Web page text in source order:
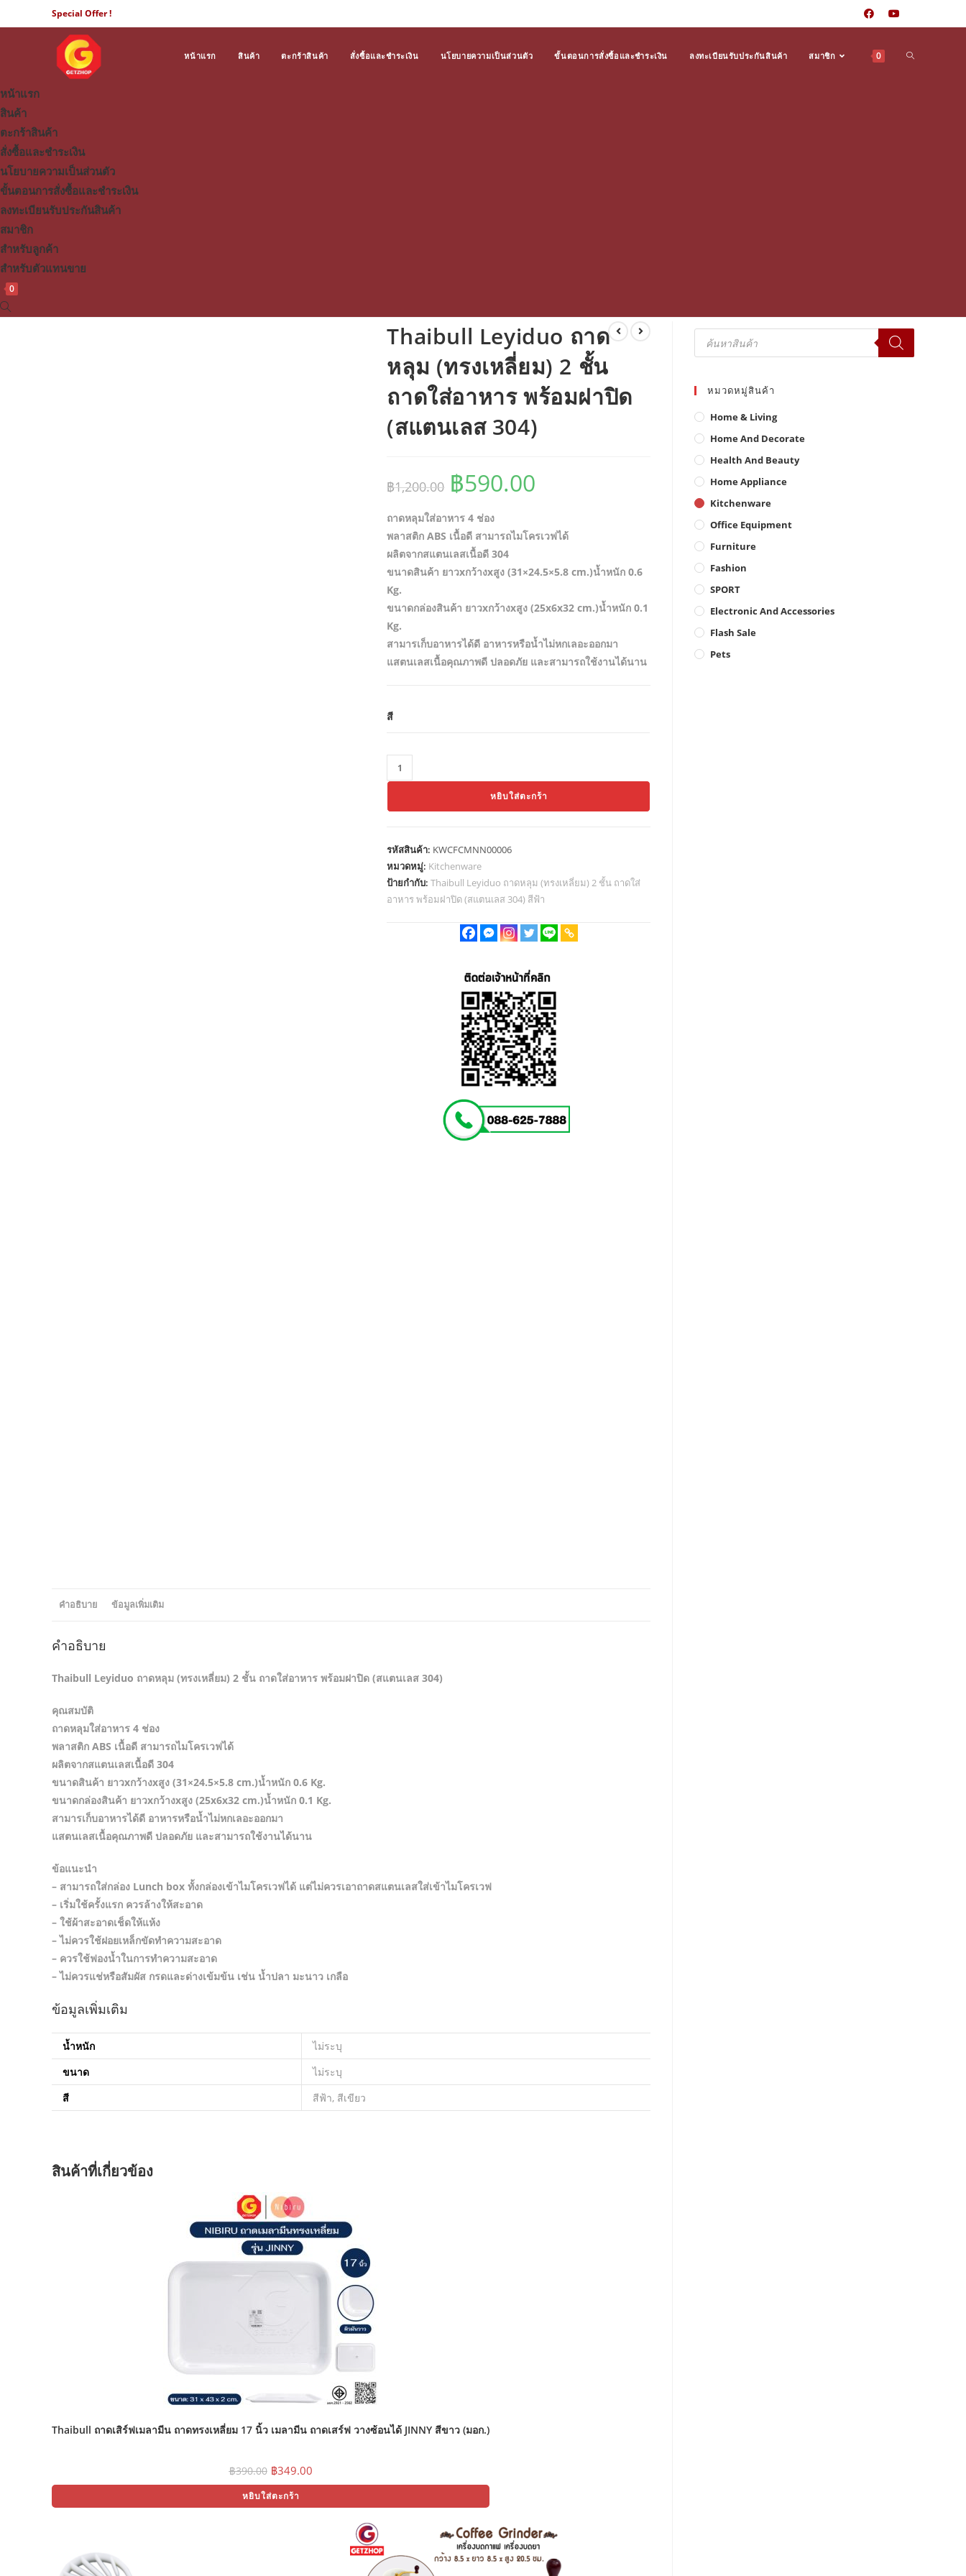
to
Special Offer !
หน้าแรก สินค้า ตะกร้าสินค้า สั่งซื้อและชำระเงิน นโยบายความเป็นส่วนตัว ขั้นตอนการสั่งซื้อและชำระเงิน ลงทะเบียนรับประกันสินค้า สมาชิก 0 Toggle
หน้าแรก
สินค้า
ตะกร้าสินค้า
สั่งซื้อและชำระเงิน
นโยบายความเป็นส่วนตัว
ขั้นตอนการสั่งซื้อและชำระเงิน
ลงทะเบียนรับประกันสินค้า
สมาชิก
สำหรับลูกค้า
สำหรับตัวแทนขาย
0
Toggle
Thaibull Leyiduo ถาด
หลุม (ทรงเหลี่ยม) 2 ชั้น
ถาดใส่อาหาร พร้อมฝาปิด
(สแตนเลส 304)
฿1,200.00 Original
price
was:
฿1,200.00.
฿590.00
is:
ถาดหลุมใส่อาหาร 4 ช่อง
พลาสติก ABS เนื้อดี สามารถไมโครเวฟได้
ผลิตจากสแตนเลสเนื้อดี 304
ขนาดสินค้า ยาวxกว้างxสูง (31×24.5×5.8 cm.)น้ำหนัก 0.6
Kg.
ขนาดกล่องสินค้า ยาวxกว้างxสูง (25x6x32 cm.)น้ำหนัก 0.1
Kg.
สามารเก็บอาหารได้ดี อาหารหรือน้ำไม่หกเลอะออกมา
แสตนเลสเนื้อคุณภาพดี ปลอดภัย และสามารถใช้งานได้นาน
สี
จำนวน
Thaibull
(ทรง
เหลี่ยม)
2
ชั้น
หยิบใส่ตะกร้า
รหัสสินค้า: KWCFCMNN00006
หมวดหมู่: Kitchenware
ป้ายกำกับ:Thaibull Leyiduo ถาดหลุม (ทรงเหลี่ยม) 2 ชั้น ถาดใส่
อาหาร พร้อมฝาปิด (สแตนเลส 304) สีฟ้า
คำอธิบาย ข้อมูลเพิ่มเติม
คำอธิบาย
Thaibull Leyiduo ถาดหลุม (ทรงเหลี่ยม) 2 ชั้น ถาดใส่อาหาร พร้อมฝาปิด (สแตนเลส 304)
คุณสมบัติ
ถาดหลุมใส่อาหาร 4 ช่อง
พลาสติก ABS เนื้อดี สามารถไมโครเวฟได้
ผลิตจากสแตนเลสเนื้อดี 304
ขนาดสินค้า ยาวxกว้างxสูง (31×24.5×5.8 cm.)น้ำหนัก 0.6 Kg.
ขนาดกล่องสินค้า ยาวxกว้างxสูง (25x6x32 cm.)น้ำหนัก 0.1 Kg.
สามารเก็บอาหารได้ดี อาหารหรือน้ำไม่หกเลอะออกมา
แสตนเลสเนื้อคุณภาพดี ปลอดภัย และสามารถใช้งานได้นาน
ข้อแนะนำ
– สามารถใส่กล่อง Lunch box ทั้งกล่องเข้าไมโครเวฟได้ แต่ไม่ควรเอาถาดสแตนเลสใส่เข้าไมโครเวฟ
– เริ่มใช้ครั้งแรก ควรล้างให้สะอาด
– ใช้ผ้าสะอาดเช็ดให้แห้ง
– ไม่ควรใช้ฝอยเหล็กขัดทำความสะอาด
– ควรใช้ฟองน้ำในการทำความสะอาด
– ไม่ควรแช่หรือสัมผัส กรดและด่างเข้มข้น เช่น น้ำปลา มะนาว เกลือ
ข้อมูลเพิ่มเติม
น้ำหนัก
ไม่ระบุ
ขนาด
ไม่ระบุ
สี
สีฟ้า, สีเขียว
สินค้าที่เกี่ยวข้อง
Thaibull ถาดเสิร์ฟเมลามีน ถาดทรงเหลี่ยม 17 นิ้ว เมลามีน ถาดเสร์ฟ วางซ้อนได้ JINNY สีขาว (มอก.)
฿390.00 Original
price
was:
฿390.00.
฿349.00Current
price
฿349.00.
หยิบใส่ตะกร้า
Products
search
หมวดหมู่สินค้า
Home & Living
Home And Decorate
Health And Beauty
Home Appliance
Kitchenware
Office Equipment
Furniture
Fashion
SPORT
Electronic And Accessories
Flash Sale
Pets